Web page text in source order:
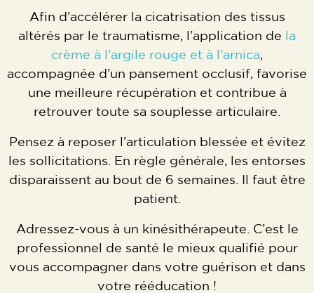
Afin d’accélérer la cicatrisation des tissus
altérés par le traumatisme, l’application de la
crème à l’argile rouge et à l’arnica
accompagnée d’un pansement occlusif, favorise
une meilleure récupération et contribue à
retrouver toute sa souplesse articulaire.
Pensez à reposer l’articulation blessée et évitez
les sollicitations. En règle générale, les entorses
disparaissent au bout de 6 semaines. Il faut être
patient.
Adressez-vous à un kinésithérapeute. C’est le
professionnel de santé le mieux qualifié pour
vous accompagner dans votre guérison et dans
votre rééducation !